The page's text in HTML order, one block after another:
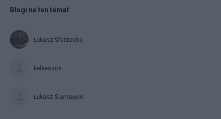
Blogi na ten temat
Łukasz Warzecha
kelkeszos
Łukasz Sianożęcki